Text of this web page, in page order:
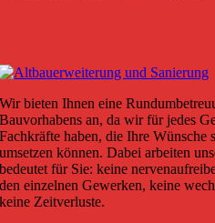
Wir bieten Ihnen eine
Bauvorhabens an, da wir für jedes
Fachkräfte haben, die Ihre
umsetzen können. Dabei arbeiten
bedeutet für Sie: keine
den einzelnen Gewerken, keine
keine Zeitverluste.